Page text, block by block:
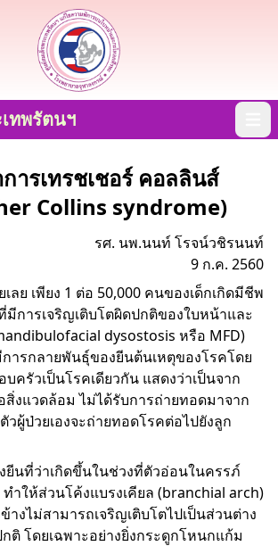
ทพรัตนฯ
ารเทรชเชอร์ คอลลินส์
Collins syndrome)
รศ. นพ.นนท์ โรจน์วชิรนนท์
9 ก.ค. 2560
ลย เพียง 1 ต่อ 50,000 คนของเด็กเกิดมีชีพ
การเจริญเติบโตผิดปกติของใบหน้าและ
dysostosis หรือ MFD)
ารกลายพันธุ์ของยีนต้นเหตุของโรคโดย
ครัวเป็นโรคเดียวกัน แสดงว่าเป็นจาก
งแวดล้อม ไม่ได้รับการถ่ายทอดมาจาก
ผู้ป่วยเองจะถ่ายทอดโรคต่อไปยังลูก
ยีนที่ว่าเกิดขึ้นในช่วงที่ตัวอ่อนในครรภ์
ำให้ส่วนโค้งแบรงเคียล (branchial arch)
างไม่สามารถเจริญเติบโตไปเป็นส่วนต่าง
ติ โดยเฉพาะอย่างยิ่งกระดูกโหนกแก้ม